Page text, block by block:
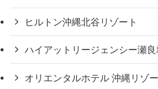
ヒルトン沖縄北谷リゾート
ハイアットリージェンシー瀬
オリエンタルホテル 沖縄リゾ